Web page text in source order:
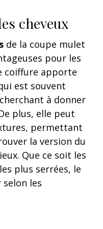
cheveux
de la coupe mulet
pour les
coiffure apporte
est souvent
à donner
plus, elle peut
permettant
la version du
Que ce soit les
plus serrées, le
les